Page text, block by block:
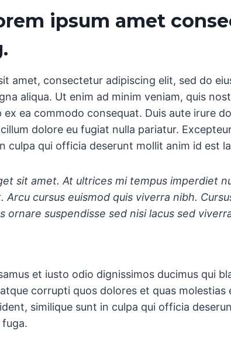
ipsum amet
amet, consectetur adipiscing elit, sed do
aliqua. Ut enim ad minim veniam, quis
ex ea commodo consequat. Duis aute irure
dolore eu fugiat nulla pariatur.
culpa qui officia deserunt mollit anim id est
sit amet. At ultrices mi tempus imperdiet
Arcu cursus euismod quis viverra nibh.
ornare suspendisse sed nisi lacus sed
et iusto odio dignissimos ducimus qui
corrupti quos dolores et quas
similique sunt in culpa qui officia